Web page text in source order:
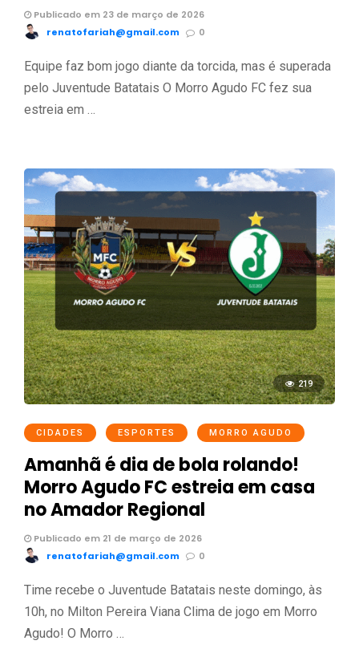
Publicado em 23 de março de 2026
renatofariah@gmail.com
0
Equipe faz bom jogo diante da torcida, mas é superada
pelo Juventude Batatais O Morro Agudo FC fez sua
estreia em …
219
CIDADES ESPORTES MORRO AGUDO
Amanhã é dia de bola rolando!
Morro Agudo FC estreia em casa
no Amador Regional
Publicado em 21 de março de 2026
renatofariah@gmail.com
0
Time recebe o Juventude Batatais neste domingo, às
10h, no Milton Pereira Viana Clima de jogo em Morro
Agudo! O Morro …